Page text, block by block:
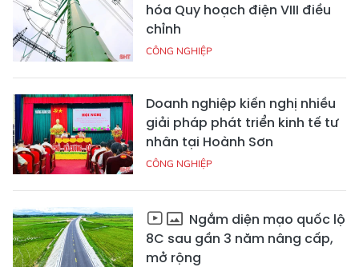
hóa Quy hoạch điện VIII điều
chỉnh
CÔNG NGHIỆP
Doanh nghiệp kiến nghị nhiều
giải pháp phát triển kinh tế tư
nhân tại Hoành Sơn
CÔNG NGHIỆP
Ngắm diện mạo quốc lộ
8C sau gần 3 năm nâng cấp,
mở rộng